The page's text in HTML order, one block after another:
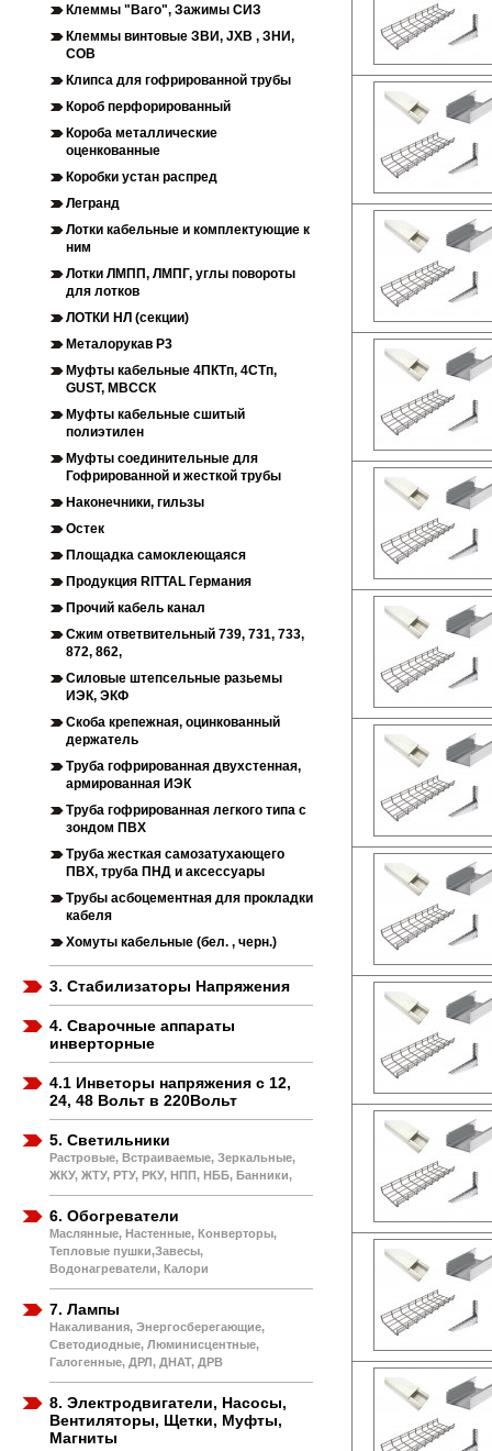
Клеммы "Ваго", Зажимы СИЗ
Клеммы винтовые ЗВИ, JXB , ЗНИ,
СОВ
Клипса для гофрированной трубы
Короб перфорированный
Короба металлические
оценкованные
Коробки устан распред
Легранд
Лотки кабельные и комплектующие к
ним
Лотки ЛМПП, ЛМПГ, углы повороты
для лотков
ЛОТКИ НЛ (секции)
Металорукав Р3
Муфты кабельные 4ПКТп, 4СТп,
GUST, МВССК
Муфты кабельные сшитый
полиэтилен
Муфты соединительные для
Гофрированной и жесткой трубы
Наконечники, гильзы
Остек
Площадка самоклеющаяся
Продукция RITTAL Германия
Прочий кабель канал
Сжим ответвительный 739, 731, 733,
872, 862,
Силовые штепсельные разьемы
ИЭК, ЭКФ
Скоба крепежная, оцинкованный
держатель
Труба гофрированная двухстенная,
армированная ИЭК
Труба гофрированная легкого типа с
зондом ПВХ
Труба жесткая самозатухающего
ПВХ, труба ПНД и аксессуары
Трубы асбоцементная для прокладки
кабеля
Хомуты кабельные (бел. , черн.)
3. Стабилизаторы Напряжения
4. Сварочные аппараты
инверторные
4.1 Инветоры напряжения с 12,
24, 48 Вольт в 220Вольт
5. Светильники
Растровые, Встраиваемые, Зеркальные,
ЖКУ, ЖТУ, РТУ, РКУ, НПП, НББ, Банники,
6. Обогреватели
Маслянные, Настенные, Конверторы,
Тепловые пушки,Завесы,
Водонагреватели, Калори
7. Лампы
Накаливания, Энергосберегающие,
Светодиодные, Люминисцентные,
Галогенные, ДРЛ, ДНАТ, ДРВ
8. Электродвигатели, Насосы,
Вентиляторы, Щетки, Муфты,
Магниты